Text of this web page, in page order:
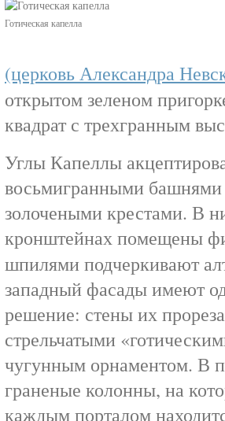
Готическая капелла
(церковь Александра
открытом зеленом
квадрат с трехгранным
Углы Капеллы
восьмигранными
золочеными крестами. В
кронштейнах помещены
шпилями подчеркивают
западный фасады имеют
решение: стены их
стрельчатыми
чугунным орнаментом. В
граненые колонны, на
каждым порталом